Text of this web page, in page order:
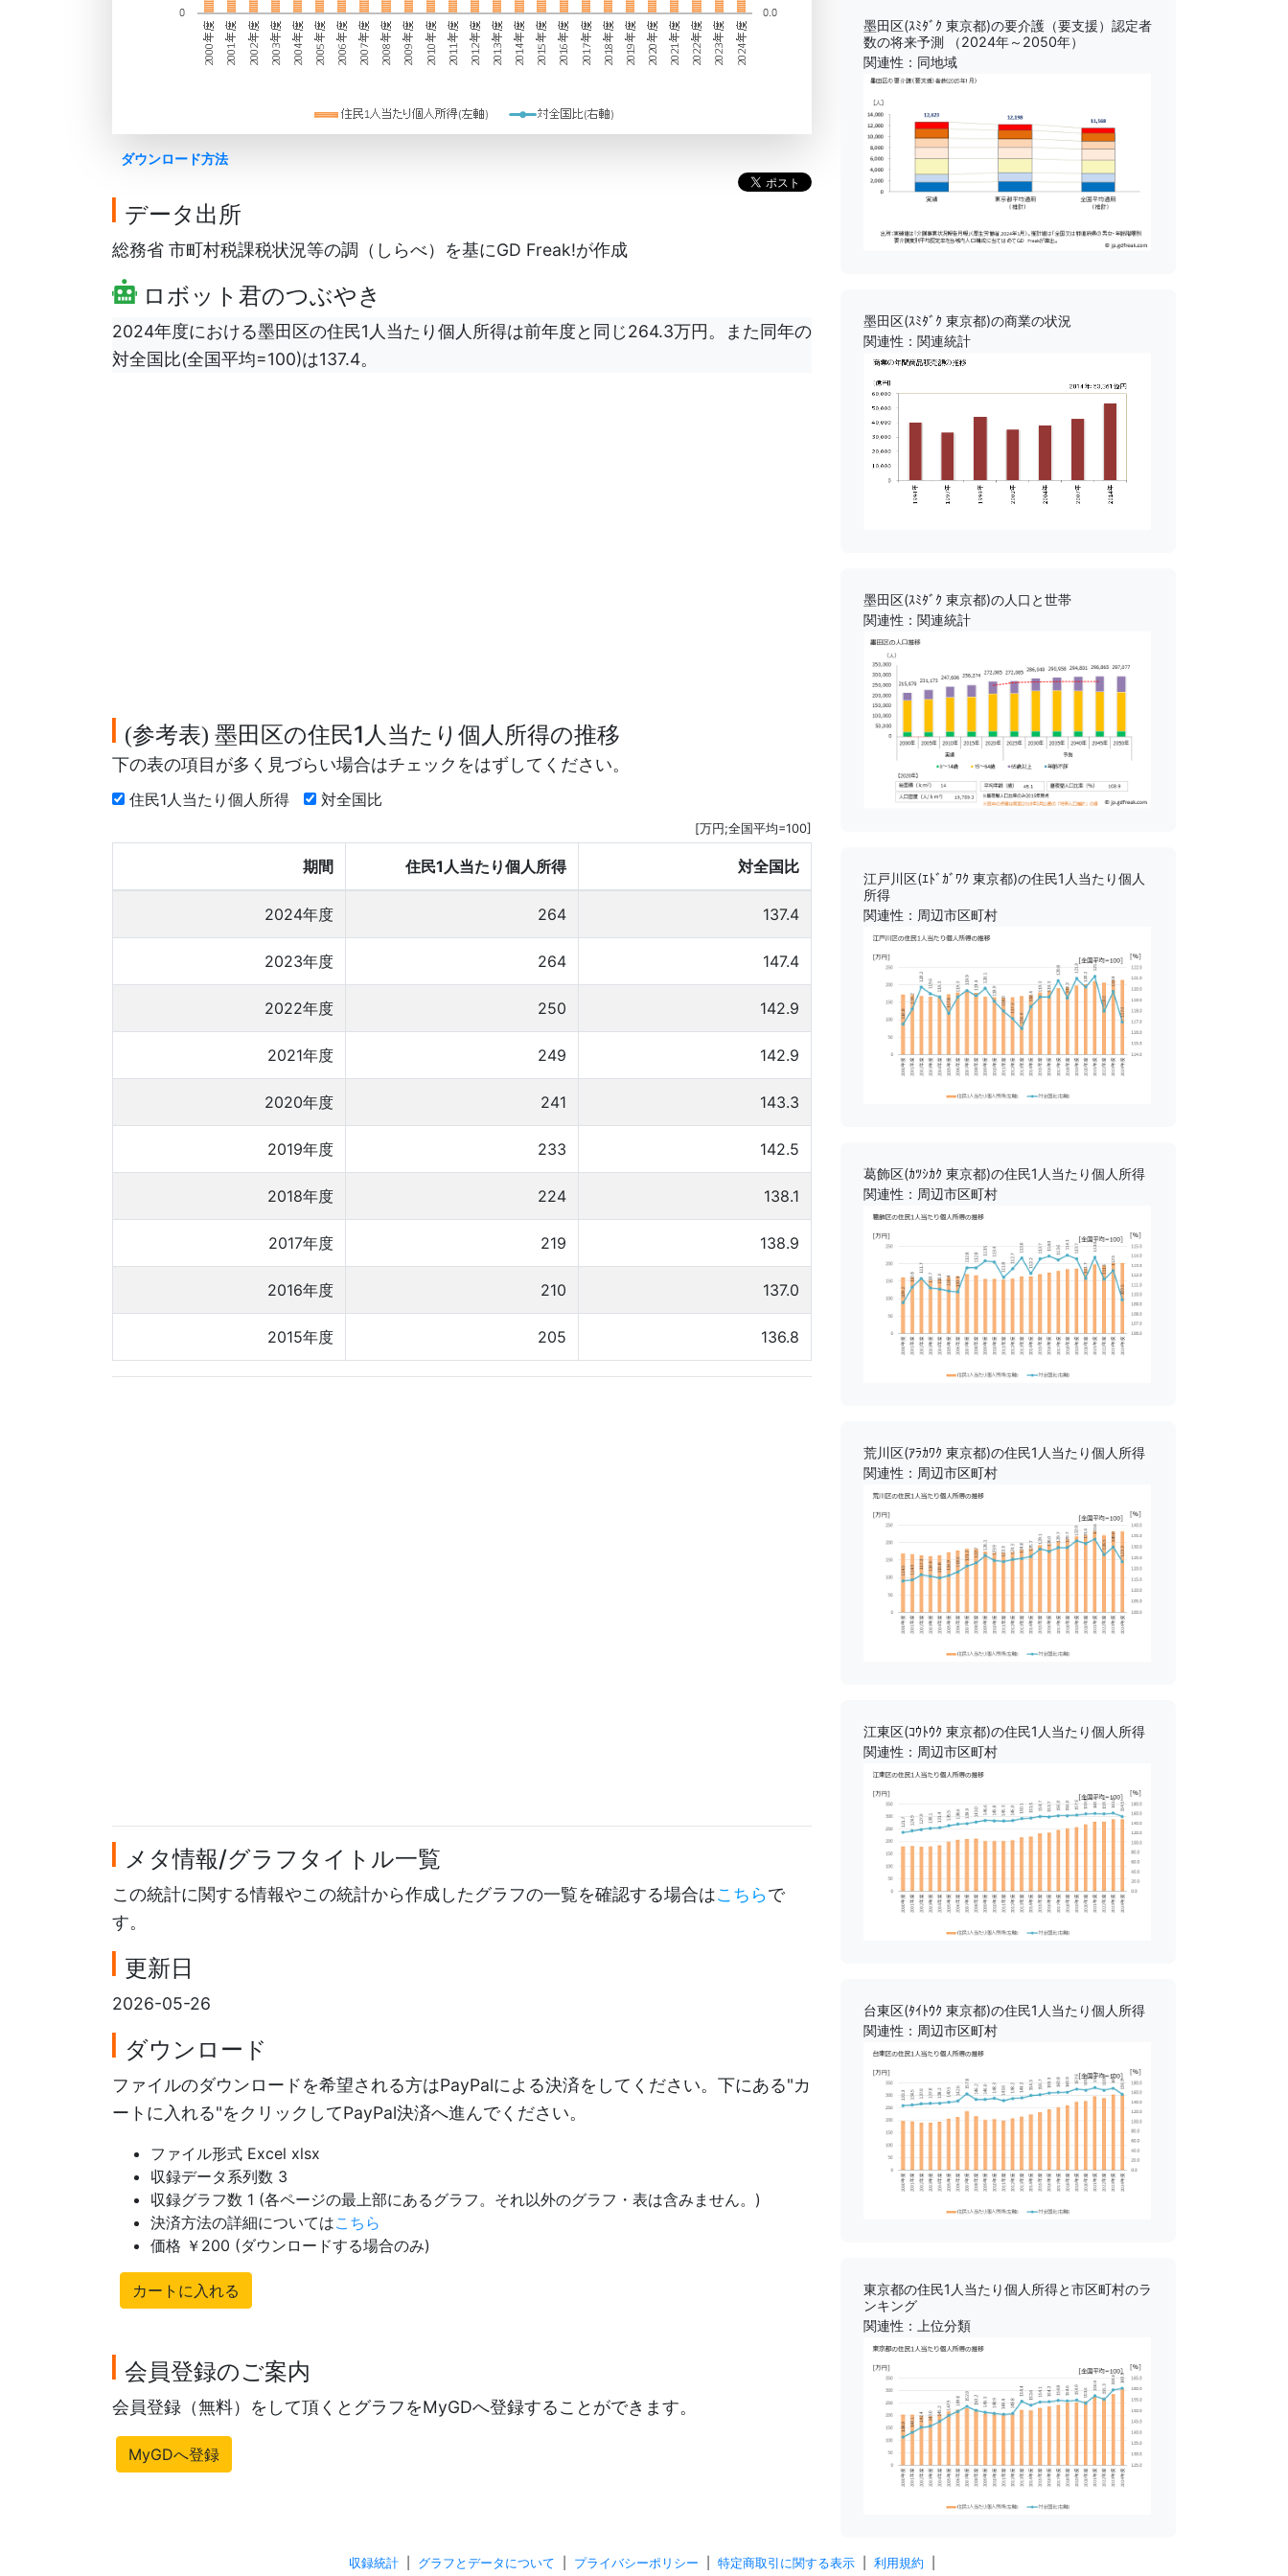
ダウンロード方法
データ出所
総務省 市町村税課税状況等の調（しらべ）を基にGD Freak!が作成
ロボット君のつぶやき
2024年度における墨田区の住民1人当たり個人所得は前年度と同じ264.3万円。また同年の
対全国比(全国平均=100)は137.4。
(参考表) 墨田区の住民1人当たり個人所得の推移
下の表の項目が多く見づらい場合はチェックをはずしてください。
住民1人当たり個人所得 対全国比
[万円;全国平均=100]
期間 住民1人当たり個人所得 対全国比
2024年度 264 137.4
2023年度 264 147.4
2022年度 250 142.9
2021年度 249 142.9
2020年度 241 143.3
2019年度 233 142.5
2018年度 224 138.1
2017年度 219 138.9
2016年度 210 137.0
2015年度 205 136.8
メタ情報/グラフタイトル一覧
この統計に関する情報やこの統計から作成したグラフの一覧を確認する場合はこちらで
す。
更新日
2026-05-26
ダウンロード
ファイルのダウンロードを希望される方はPayPalによる決済をしてください。下にある"カ
ートに入れる"をクリックしてPayPal決済へ進んでください。
ファイル形式 Excel xlsx
収録データ系列数 3
収録グラフ数 1 (各ページの最上部にあるグラフ。それ以外のグラフ・表は含みません。)
決済方法の詳細についてはこちら
価格 ￥200 (ダウンロードする場合のみ)
カートに入れる
会員登録のご案内
会員登録（無料）をして頂くとグラフをMyGDへ登録することができます。
MyGDへ登録
墨田区(ｽﾐﾀﾞｸ 東京都)の要介護（要支援）認定者
数の将来予測 （2024年～2050年）
関連性：同地域
墨田区(ｽﾐﾀﾞｸ 東京都)の商業の状況
関連性：関連統計
墨田区(ｽﾐﾀﾞｸ 東京都)の人口と世帯
関連性：関連統計
江戸川区(ｴﾄﾞｶﾞﾜｸ 東京都)の住民1人当たり個人
所得
関連性：周辺市区町村
葛飾区(ｶﾂｼｶｸ 東京都)の住民1人当たり個人所得
関連性：周辺市区町村
荒川区(ｱﾗｶﾜｸ 東京都)の住民1人当たり個人所得
関連性：周辺市区町村
江東区(ｺｳﾄｳｸ 東京都)の住民1人当たり個人所得
関連性：周辺市区町村
台東区(ﾀｲﾄｳｸ 東京都)の住民1人当たり個人所得
関連性：周辺市区町村
東京都の住民1人当たり個人所得と市区町村のラ
ンキング
関連性：上位分類
収録統計 グラフとデータについて プライバシーポリシー 特定商取引に関する表示 利用規約